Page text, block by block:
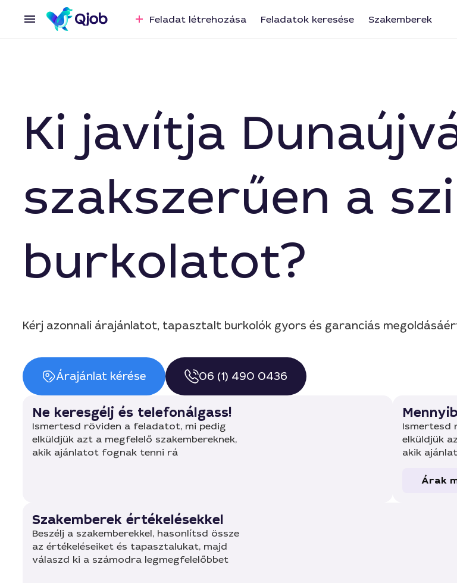
Feladat létrehozása Feladatok keresése Szakemberek
Ki javítja
szakszerűen a
burkolatot?
Kérj azonnali árajánlatot, tapasztalt burkolók gyors és garanciás
Árajánlat kérése 06 (1) 490 0436
Ne keresgélj és telefonálgass!
Ismertesd röviden a feladatot, mi pedig
elküldjük azt a megfelelő szakembereknek,
akik ajánlatot fognak tenni rá
Ismertesd
elküldjük
akik
Árak
Szakemberek értékelésekkel
Beszélj a szakemberekkel, hasonlítsd össze
az értékeléseiket és tapasztalukat, majd
válaszd ki a számodra legmegfelelőbbet